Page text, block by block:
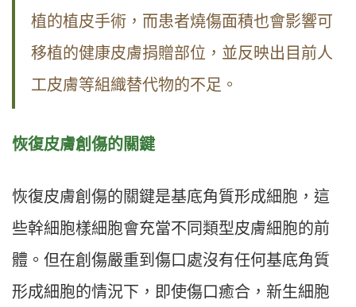
植的植皮手術，而患者燒傷面積也會影響可
移植的健康皮膚捐贈部位，並反映出目前人
工皮膚等組織替代物的不足。
恢復皮膚創傷的關鍵
恢復皮膚創傷的關鍵是基底角質形成細胞，這
些幹細胞樣細胞會充當不同類型皮膚細胞的前
體。但在創傷嚴重到傷口處沒有任何基底角質
形成細胞的情況下，即使傷口癒合，新生細胞